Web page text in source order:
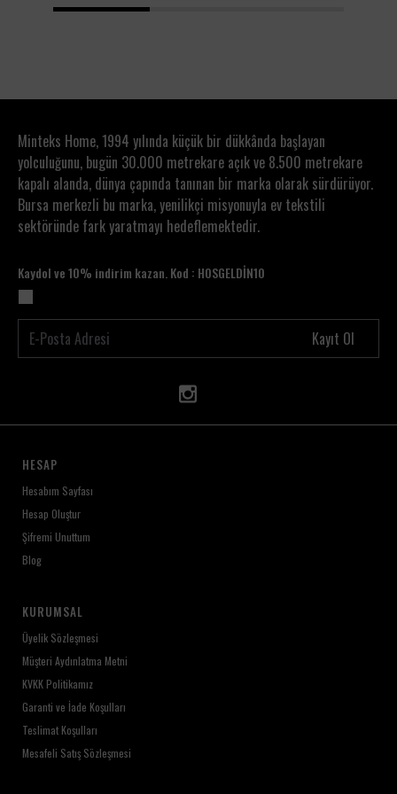
1
Minteks Home, 1994 yılında küçük bir dükkânda başlayan
yolculuğunu, bugün 30.000 metrekare açık ve 8.500 metrekare
kapalı alanda, dünya çapında tanınan bir marka olarak sürdürüyor.
Bursa merkezli bu marka, yenilikçi misyonuyla ev tekstili
sektöründe fark yaratmayı hedeflemektedir.
Kaydol ve 10% indirim kazan. Kod : HOSGELDİN10
Kayıt Ol
HESAP
Hesabım Sayfası
Hesap Oluştur
Şifremi Unuttum
Blog
KURUMSAL
Üyelik Sözleşmesi
Müşteri Aydınlatma Metni
KVKK Politikamız
Garanti ve İade Koşulları
Teslimat Koşulları
Mesafeli Satış Sözleşmesi